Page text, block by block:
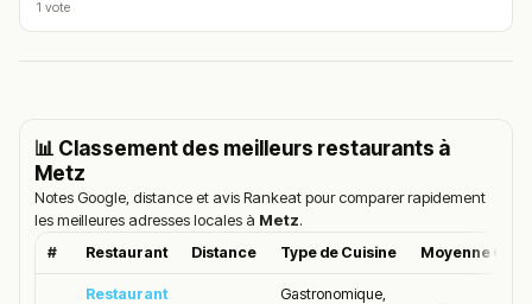
1 vote
📊 Classement des meilleurs restaurants à
Metz
Notes Google, distance et avis Rankeat pour comparer rapidement
les meilleures adresses locales à Metz.
# Restaurant Distance Type de Cuisine Moyenne
Restaurant
Gastronomique,